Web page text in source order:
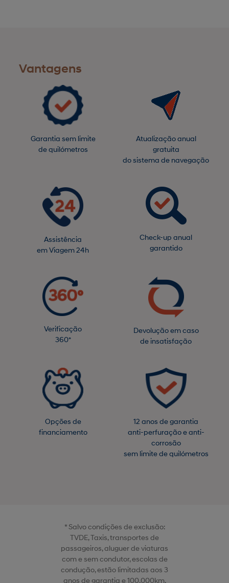
Vantagens
Garantia sem limite
de quilómetros
Atualização anual
gratuita
do sistema de navegação
Assistência
em Viagem 24h
Check-up anual
garantido
Verificação
360º
Devolução em caso
de insatisfação
Opções de
financiamento
12 anos de garantia
anti-perfuração e anti-
corrosão
sem limite de quilómetros
* Salvo condições de exclusão:
TVDE, Taxis, transportes de
passageiros, aluguer de viaturas
com e sem condutor, escolas de
condução, estão limitadas aos 3
anos de garantia e 100.000km.